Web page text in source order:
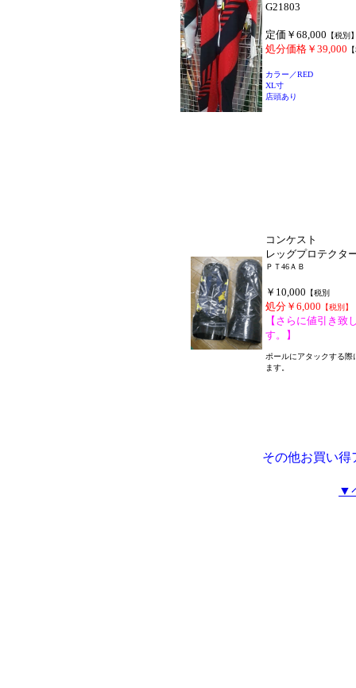
G21803
定価￥68,000 【税別
処分価格￥39,000
カラー／RED
XL寸
店頭あり
コンケスト
レッグプロテクタ
ＰＴ46ＡＢ
￥10,000 【税別
処分￥6,000 【税別】
【さらに値引き致
す。】
ポールにアタックする際
ます。
その他お買い得
▼